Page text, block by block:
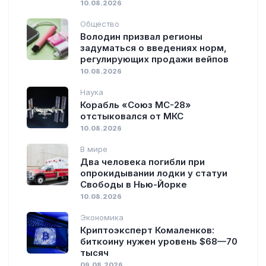
10.08.2026
Общество
Володин призвал регионы
задуматься о введениях норм,
регулирующих продажи вейпов
10.08.2026
Наука
Корабль «Союз МС-28»
отстыковался от МКС
10.08.2026
В мире
Два человека погибли при
опрокидывании лодки у статуи
Свободы в Нью-Йорке
10.08.2026
Экономика
Криптоэксперт Комаленков:
биткоину нужен уровень $68—70
тысяч